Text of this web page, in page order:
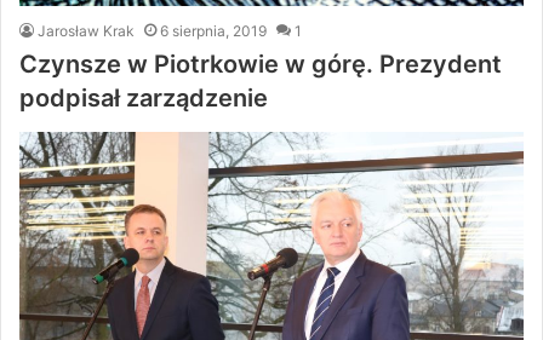
Jarosław Krak 6 sierpnia, 2019 1
Czynsze w Piotrkowie w górę. Prezydent
podpisał zarządzenie